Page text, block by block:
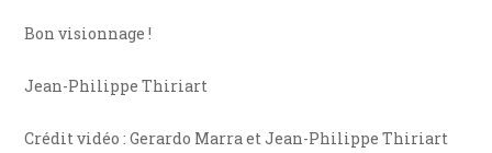
Bon visionnage !
Jean-Philippe Thiriart
Crédit vidéo : Gerardo Marra et Jean-Philippe Thiriart